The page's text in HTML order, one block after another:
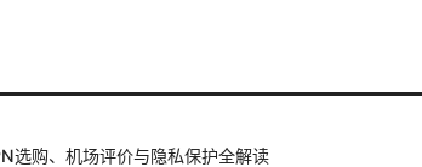
选购、机场评价与隐私保护全解读